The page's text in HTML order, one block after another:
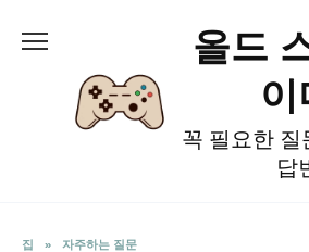
올드
이
꼭 필요한 질
답
집 » 자주하는 질문